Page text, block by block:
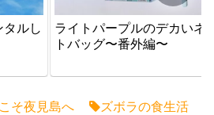
タルし
ライトパープルのデカいネ
トバッグ〜番外編〜
そ夜見島へ
ズボラの食生活